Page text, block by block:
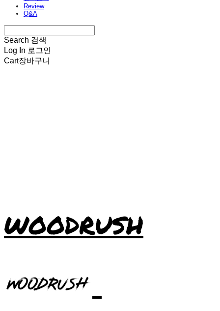
Review
Q&A
Search 검색
Log In 로그인
Cart장바구니
WOODRUSH